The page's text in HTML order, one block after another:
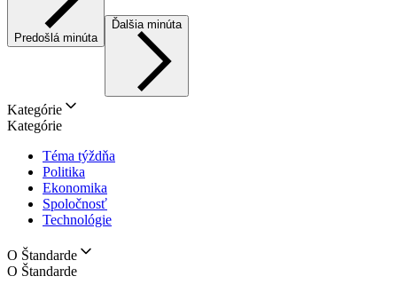
Predošlá minúta
Ďalšia minúta
Kategórie
Kategórie
Téma týždňa
Politika
Ekonomika
Spoločnosť
Technológie
O Štandarde
O Štandarde